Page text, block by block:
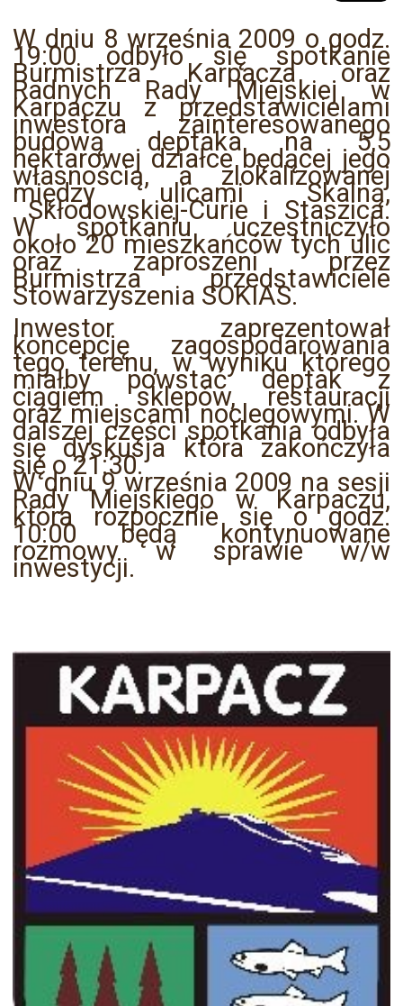
W dniu 8 września 2009 o godz.
19:00 odbyło się spotkanie
Burmistrza Karpacza oraz
Radnych Rady Miejskiej w
Karpaczu z przedstawicielami
inwestora zainteresowanego
budową deptaka na 5,5
hektarowej działce będącej jego
własnością, a zlokalizowanej
między ulicami Skalną,
Skłodowskiej-Curie i Staszica.
W spotkaniu uczestniczyło
około 20 mieszkańców tych ulic
oraz zaproszeni przez
Burmistrza przedstawiciele
Stowarzyszenia SOKIAS.
Inwestor zaprezentował
koncepcję zagospodarowania
tego terenu, w wyniku którego
miałby powstać deptak z
ciągiem sklepów, restauracji
oraz miejscami noclegowymi. W
dalszej części spotkania odbyła
się dyskusja która zakończyła
się o 21:30.
W dniu 9 września 2009 na sesji
Rady Miejskiego w Karpaczu,
która rozpocznie się o godz.
10:00 będą kontynuowane
rozmowy w sprawie w/w
inwestycji.